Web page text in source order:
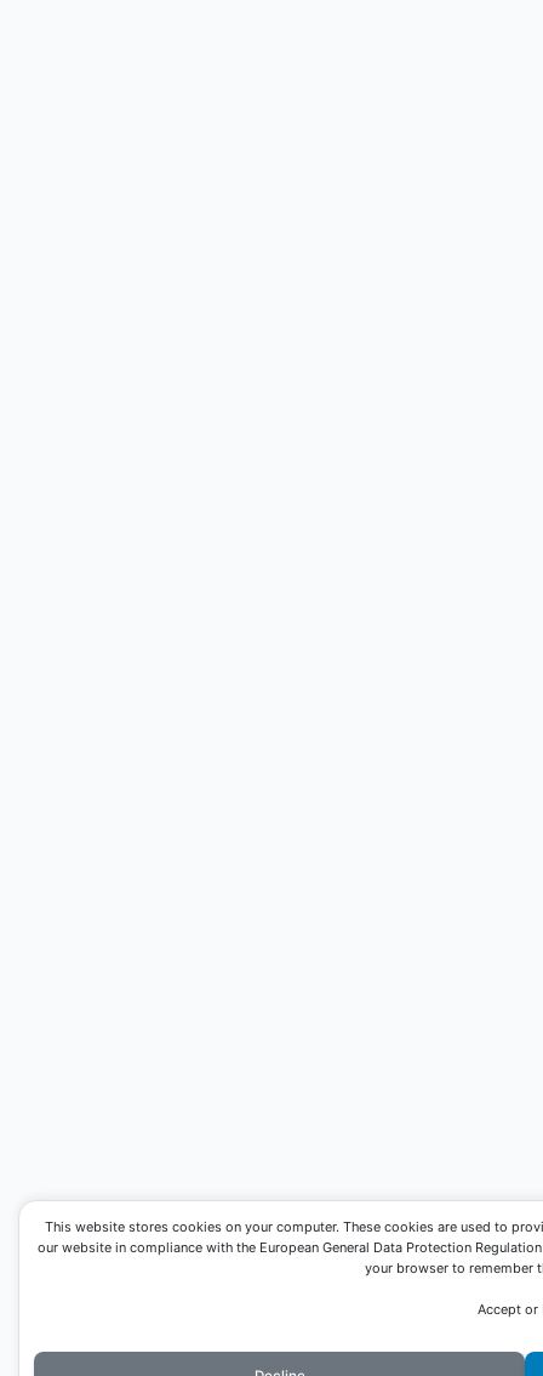
This website stores cookies on your computer. These cookies are used to
our website in compliance with the European General Data Protection
your browser to remember
Accept or